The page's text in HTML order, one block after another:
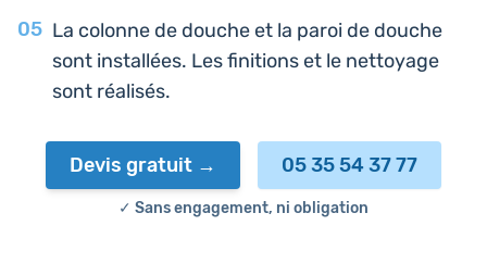
La colonne de douche et la paroi de douche
sont ins­tal­lées. Les fini­tions et le net­toyage
sont réalisés.
Devis gratuit 05 35 54 37 77
✓ Sans engagement, ni obligation